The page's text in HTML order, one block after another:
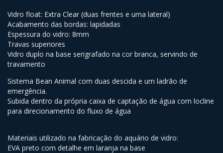
Vidro float: Extra Clear (duas frentes e uma lateral)
Acabamento das bordas: lapidadas
Espessura do vidro: 8mm
Travas superiores
Vidro duplo na base serigrafado na cor branca, servindo de
travamento
Sistema Bean Animal com duas descida e um ladrão de
emergência.
Subida dentro da própria caixa de captação de água com locline
para direcionamento do fluxo de água
Materiais utilizado na fabricação do aquário de vidro:
EVA preto com detalhe em laranja na base